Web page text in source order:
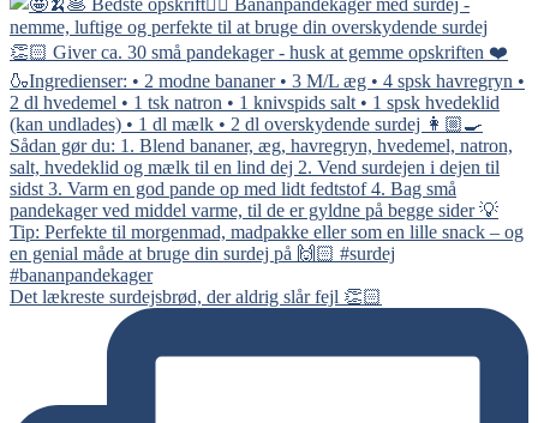
Det lækreste surdejsbrød, der aldrig slår fejl 👏🏻